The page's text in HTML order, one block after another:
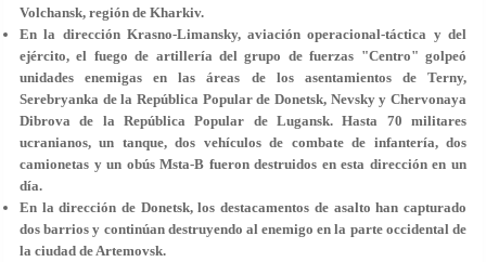
Volchansk, región de Kharkiv.
En la dirección Krasno-Limansky, aviación operacional-táctica y del
ejército, el fuego de artillería del grupo de fuerzas "Centro" golpeó
unidades enemigas en las áreas de los asentamientos de Terny,
Serebryanka de la República Popular de Donetsk, Nevsky y Chervonaya
Dibrova de la República Popular de Lugansk. Hasta 70 militares
ucranianos, un tanque, dos vehículos de combate de infantería, dos
camionetas y un obús Msta-B fueron destruidos en esta dirección en un
día.
En la dirección de Donetsk, los destacamentos de asalto han capturado
dos barrios y continúan destruyendo al enemigo en la parte occidental de
la ciudad de Artemovsk.